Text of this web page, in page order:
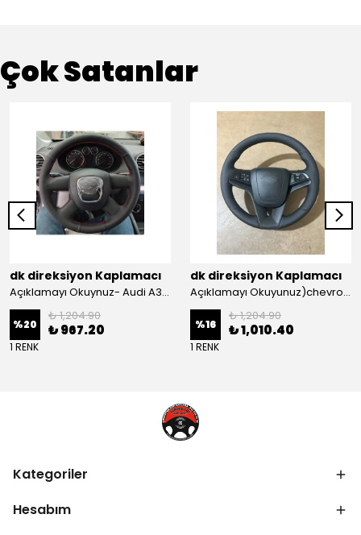
Çok Satanlar
dk direksiyon Kaplamacı
Açıklamayı Okuynuz- Audi A3 Sportback Araca Özel Direksiyon Kılıfı Kırmızı Ipli
%20
₺ 1,204.90
₺ 967.20
1 RENK
dk direksiyon Kaplamacı
Açıklamayı Okuyunuz)chevrolet Aveo Lt-ls Araca Özel Direksiyon Kılıfı (plastik Kapaksız Direksiyon
%16
₺ 1,204.90
₺ 1,010.40
1 RENK
Kategoriler
Hesabım